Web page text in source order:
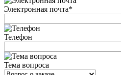
Электронная почта*
Телефон
Тема вопроса